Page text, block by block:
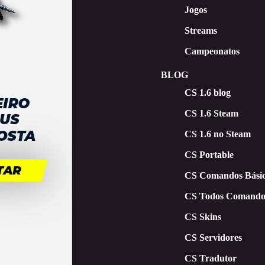
Jogos
Streams
Campeonatos
BLOG
CS 1.6 blog
CS 1.6 Steam
CS 1.6 no Steam
CS Portable
CS Comandos
CS Todos
CS Skins
CS Servidores
CS Tradutor